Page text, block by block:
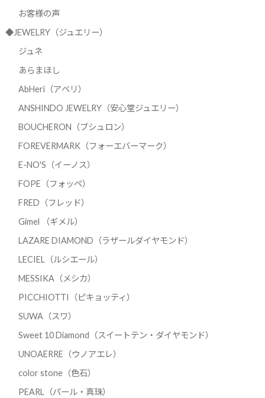
お客様の声
◆JEWELRY（ジュエリー）
ジュネ
あらまほし
AbHeri（アベリ）
ANSHINDO JEWELRY（安心堂ジュエリー）
BOUCHERON（ブシュロン）
FOREVERMARK（フォーエバーマーク）
E-NO'S（イーノス）
FOPE（フォッペ）
FRED（フレッド）
Gimel （ギメル）
LAZARE DIAMOND（ラザールダイヤモンド）
LECIEL（ルシエール）
MESSIKA（メシカ）
PICCHIOTTI（ピキョッティ）
SUWA（スワ）
Sweet 10 Diamond（スイートテン・ダイヤモンド）
UNOAERRE（ウノアエレ）
color stone（色石）
PEARL（パール・真珠）